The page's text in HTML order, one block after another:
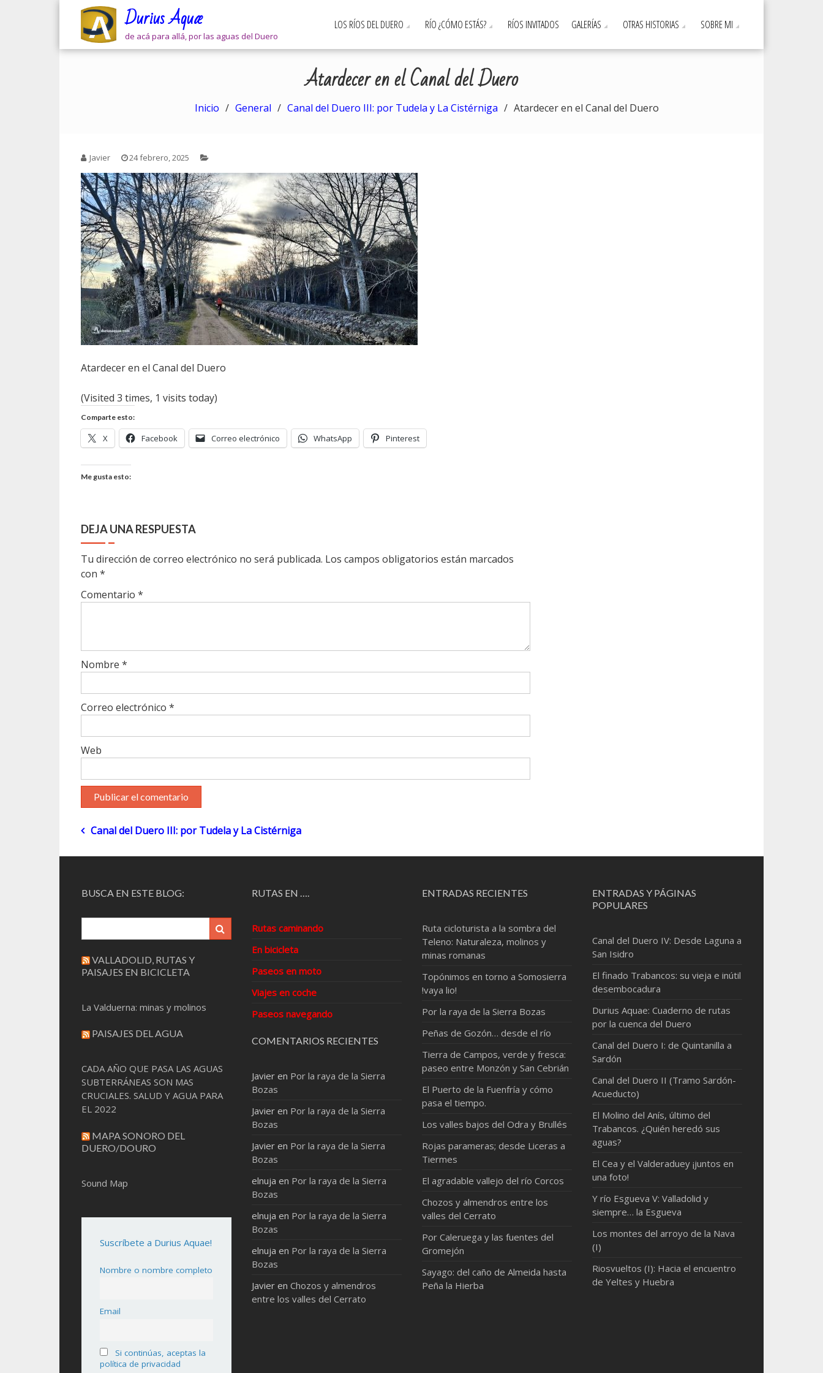
Durius Aquæ
de acá para allá, por las aguas del Duero
LOS RÍOS DEL DUERO RÍO ¿CÓMO ESTÁS? RÍOS INVITADOS GALERÍAS OTRAS HISTORIAS SOBRE MI
Atardecer en el Canal del Duero
Inicio General Canal del Duero III: por Tudela y La Cistérniga Atardecer en el Canal del Duero
Javier 24 febrero, 2025
Atardecer en el Canal del Duero
(Visited 3 times, 1 visits today)
Comparte esto:
X Facebook Correo electrónico WhatsApp Pinterest
Me gusta esto:
DEJA UNA RESPUESTA
Tu dirección de correo electrónico no será publicada. Los campos obligatorios están marcados
con *
Comentario *
Nombre *
Correo electrónico *
Web
Navegación
de
Canal del Duero III: por Tudela y La Cistérniga
BUSCA EN ESTE BLOG:
VALLADOLID, RUTAS Y
PAISAJES EN BICICLETA
La Valduerna: minas y molinos
PAISAJES DEL AGUA
CADA AÑO QUE PASA LAS AGUAS
SUBTERRÁNEAS SON MAS
CRUCIALES. SALUD Y AGUA PARA
EL 2022
MAPA SONORO DEL
DUERO/DOURO
Sound Map
Suscríbete a Durius Aquae!
Nombre o nombre completo
Email
Si continúas, aceptas la
política de privacidad
RUTAS EN ….
Rutas caminando
En bicicleta
Paseos en moto
Viajes en coche
Paseos navegando
COMENTARIOS RECIENTES
Javier en Por la raya de la Sierra
Bozas
Javier en Por la raya de la Sierra
Bozas
Javier en Por la raya de la Sierra
Bozas
elnuja en Por la raya de la Sierra
Bozas
elnuja en Por la raya de la Sierra
Bozas
elnuja en Por la raya de la Sierra
Bozas
Javier enChozos y almendros
entre los valles del Cerrato
ENTRADAS RECIENTES
Ruta cicloturista a la sombra del
Teleno: Naturaleza, molinos y
minas romanas
Topónimos en torno a Somosierra
!vaya lio!
Por la raya de la Sierra Bozas
Peñas de Gozón… desde el río
Tierra de Campos, verde y fresca:
paseo entre Monzón y San Cebrián
El Puerto de la Fuenfría y cómo
pasa el tiempo.
Los valles bajos del Odra y Brullés
Rojas parameras; desde Liceras a
Tiermes
El agradable vallejo del río Corcos
Chozos y almendros entre los
valles del Cerrato
Por Caleruega y las fuentes del
Gromejón
Sayago: del caño de Almeida hasta
Peña la Hierba
ENTRADAS Y PÁGINAS
POPULARES
Canal del Duero IV: Desde Laguna a
San Isidro
El finado Trabancos: su vieja e inútil
desembocadura
Durius Aquae: Cuaderno de rutas
por la cuenca del Duero
Canal del Duero I: de Quintanilla a
Sardón
Canal del Duero II (Tramo Sardón-
Acueducto)
El Molino del Anís, último del
Trabancos. ¿Quién heredó sus
aguas?
El Cea y el Valderaduey ¡juntos en
una foto!
Y río Esgueva V: Valladolid y
siempre… la Esgueva
Los montes del arroyo de la Nava
(I)
Riosvueltos (I): Hacia el encuentro
de Yeltes y Huebra